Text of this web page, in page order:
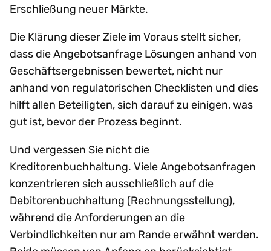
Erschließung neuer Märkte.
Die Klärung dieser Ziele im Voraus stellt sicher,
dass die Angebotsanfrage Lösungen anhand von
Geschäftsergebnissen bewertet, nicht nur
anhand von regulatorischen Checklisten und dies
hilft allen Beteiligten, sich darauf zu einigen, was
gut ist, bevor der Prozess beginnt.
Und vergessen Sie nicht die
Kreditorenbuchhaltung. Viele Angebotsanfragen
konzentrieren sich ausschließlich auf die
Debitorenbuchhaltung (Rechnungsstellung),
während die Anforderungen an die
Verbindlichkeiten nur am Rande erwähnt werden.